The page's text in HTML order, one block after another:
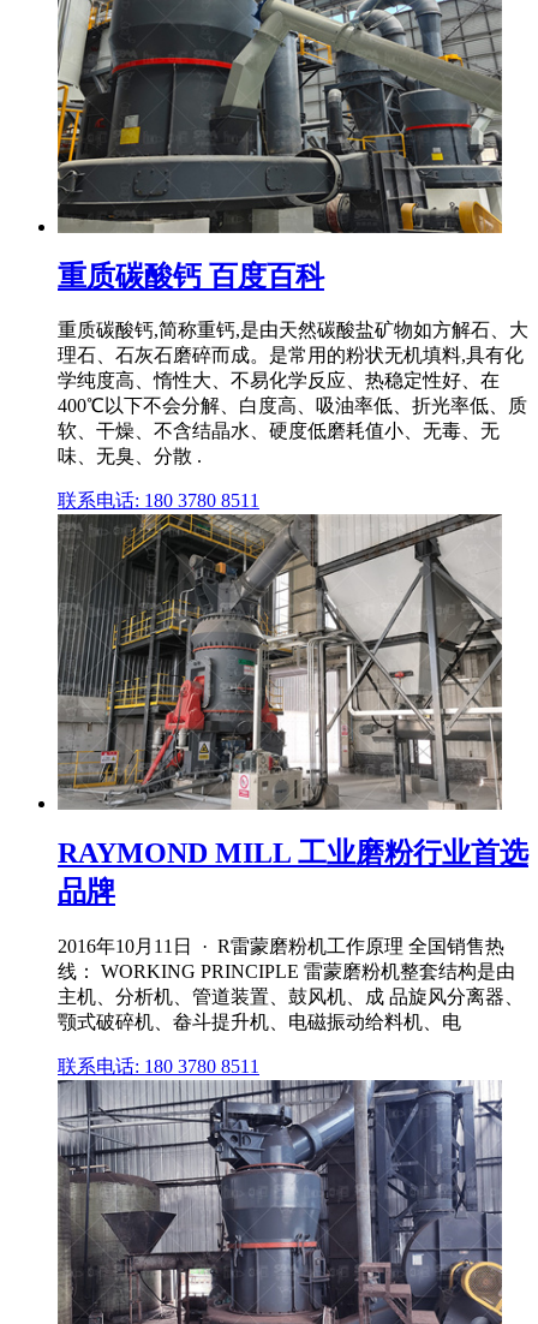
重质碳酸钙 百度百科
重质碳酸钙,简称重钙,是由天然碳酸盐矿物如方解石、大
理石、石灰石磨碎而成。是常用的粉状无机填料,具有化
学纯度高、惰性大、不易化学反应、热稳定性好、在
400℃以下不会分解、白度高、吸油率低、折光率低、质
软、干燥、不含结晶水、硬度低磨耗值小、无毒、无
味、无臭、分散 .
联系电话: 180 3780 8511
RAYMOND MILL 工业磨粉行业首选
品牌
2016年10月11日 · R雷蒙磨粉机工作原理 全国销售热
线： WORKING PRINCIPLE 雷蒙磨粉机整套结构是由
主机、分析机、管道装置、鼓风机、成 品旋风分离器、
颚式破碎机、畚斗提升机、电磁振动给料机、电
联系电话: 180 3780 8511